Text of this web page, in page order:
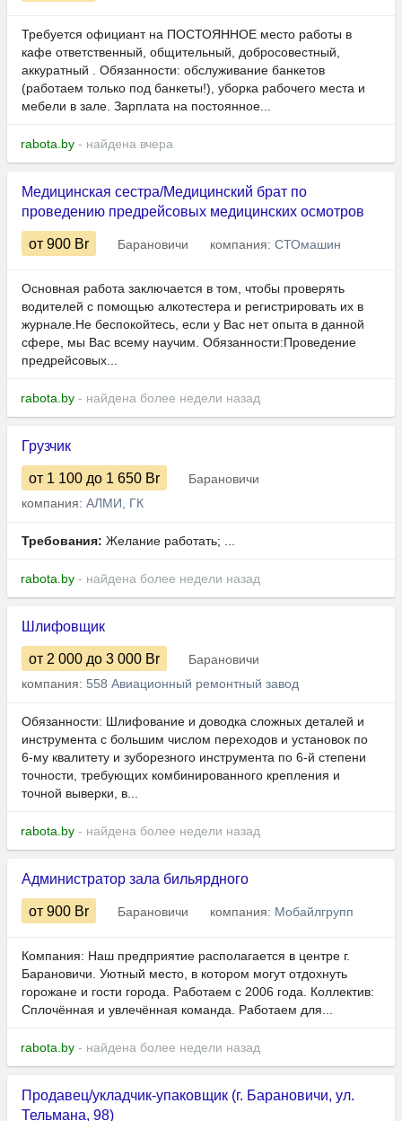
Требуется официант на ПОСТОЯННОЕ место работы в
кафе ответственный, общительный, добросовестный,
аккуратный . Обязанности: обслуживание банкетов
(работаем только под банкеты!), уборка рабочего места и
мебели в зале. Зарплата на постоянное...
rabota.by - найдена вчера
Медицинская сестра/Медицинский брат по
проведению предрейсовых медицинских осмотров
от 900 Br Барановичи компания: СТОмашин
Основная работа заключается в том, чтобы проверять
водителей с помощью алкотестера и регистрировать их в
журнале.Не беспокойтесь, если у Вас нет опыта в данной
сфере, мы Вас всему научим. Обязанности:Проведение
предрейсовых...
rabota.by - найдена более недели назад
Грузчик
от 1 100 до 1 650 Br
Барановичи
компания: АЛМИ, ГК
Требования: Желание работать; ...
rabota.by - найдена более недели назад
Шлифовщик
от 2 000 до 3 000 Br
Барановичи
компания: 558 Авиационный ремонтный завод
Обязанности: Шлифование и доводка сложных деталей и
инструмента с большим числом переходов и установок по
6-му квалитету и зуборезного инструмента по 6-й степени
точности, требующих комбинированного крепления и
точной выверки, в...
rabota.by - найдена более недели назад
Администратор зала бильярдного
от 900 Br Барановичи компания: Мобайлгрупп
Компания: Наш предприятие располагается в центре г.
Барановичи. Уютный место, в котором могут отдохнуть
горожане и гости города. Работаем с 2006 года. Коллектив:
Сплочённая и увлечённая команда. Работаем для...
rabota.by - найдена более недели назад
Продавец/укладчик-упаковщик (г. Барановичи, ул.
Тельмана, 98)